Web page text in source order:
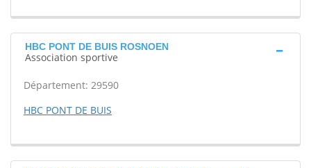
HBC PONT DE BUIS ROSNOEN
Association sportive
Département: 29590
HBC PONT DE BUIS